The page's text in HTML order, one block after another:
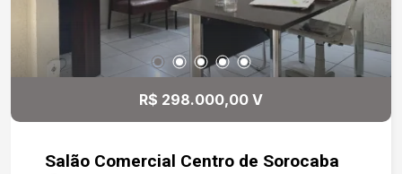
conforto e funcionalidade em um só lugar.
Agende sua visita e venha conhecer o espaço
ideal para o seu empreendimento!
R$ 298.000,00 V
Salão Comercial Centro de Sorocaba